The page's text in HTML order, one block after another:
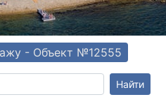
- Объект №12555
Найти